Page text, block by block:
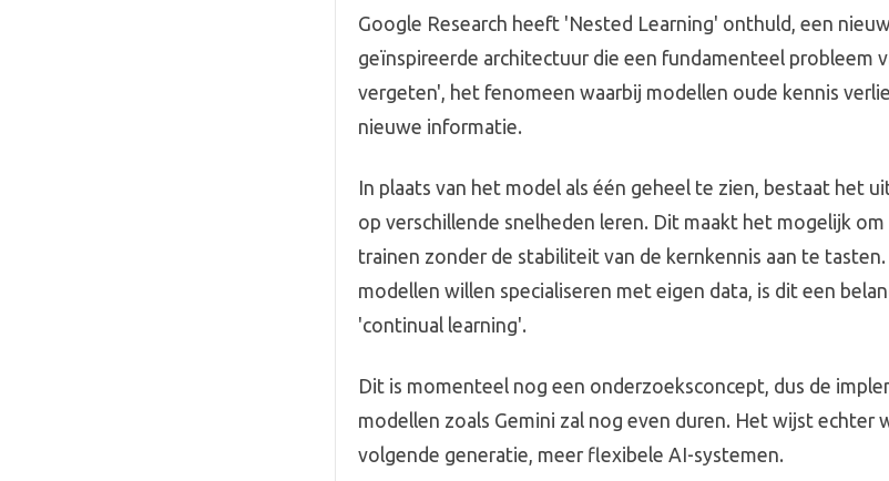
Google Research heeft 'Nested Learning' onthuld, een
geïnspireerde architectuur die een fundamenteel probleem
vergeten', het fenomeen waarbij modellen oude kennis
nieuwe informatie.
In plaats van het model als één geheel te zien, bestaat het
op verschillende snelheden leren. Dit maakt het mogelijk
trainen zonder de stabiliteit van de kernkennis aan te
modellen willen specialiseren met eigen data, is dit een
'continual learning'.
Dit is momenteel nog een onderzoeksconcept, dus de
modellen zoals Gemini zal nog even duren. Het wijst echter
volgende generatie, meer flexibele AI-systemen.